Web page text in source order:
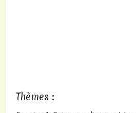
Thèmes :